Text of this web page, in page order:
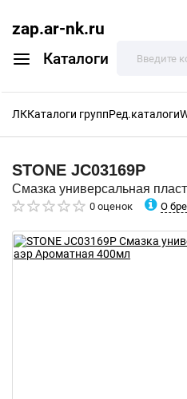
zap.ar-nk.ru
Каталоги
ЛККаталоги группРед.каталоги
STONE JC03169P
Смазка универсальная
0 оценок О